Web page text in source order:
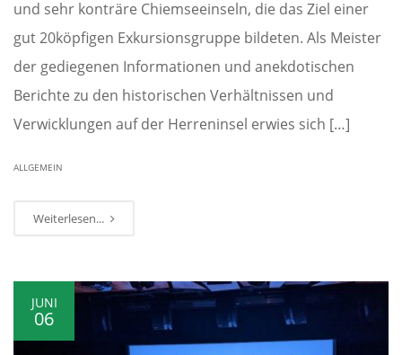
und sehr konträre Chiemseeinseln, die das Ziel einer
gut 20köpfigen Exkursionsgruppe bildeten. Als Meister
der gediegenen Informationen und anekdotischen
Berichte zu den historischen Verhältnissen und
Verwicklungen auf der Herreninsel erwies sich […]
ALLGEMEIN
Weiterlesen...
JUNI
06